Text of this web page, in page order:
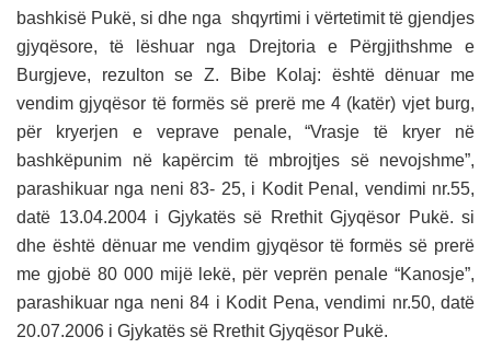
bashkisë Pukë, si dhe nga shqyrtimi i vërtetimit të gjendjes
gjyqësore, të lëshuar nga Drejtoria e Përgjithshme e
Burgjeve, rezulton se Z. Bibe Kolaj: është dënuar me
vendim gjyqësor të formës së prerë me 4 (katër) vjet burg,
për kryerjen e veprave penale, “Vrasje të kryer në
bashkëpunim në kapërcim të mbrojtjes së nevojshme”,
parashikuar nga neni 83- 25, i Kodit Penal, vendimi nr.55,
datë 13.04.2004 i Gjykatës së Rrethit Gjyqësor Pukë. si
dhe është dënuar me vendim gjyqësor të formës së prerë
me gjobë 80 000 mijë lekë, për veprën penale “Kanosje”,
parashikuar nga neni 84 i Kodit Pena, vendimi nr.50, datë
20.07.2006 i Gjykatës së Rrethit Gjyqësor Pukë.